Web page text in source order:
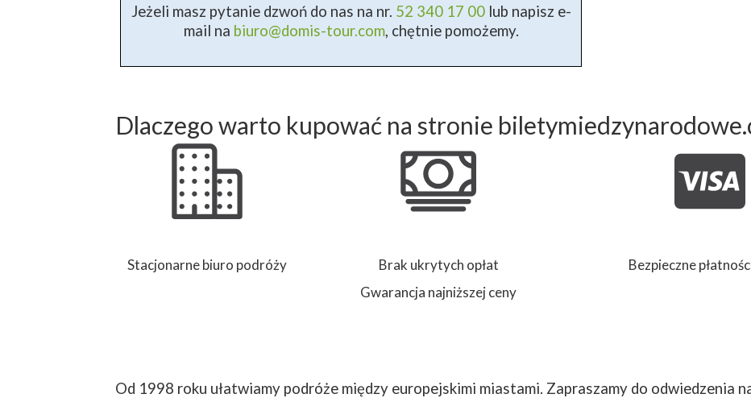
Bezpieczne
Brak ukrytych opłat
Gwarancja najniższej ceny
Stacjonarne biuro podróży
Jeżeli masz pytanie dzwoń do nas na nr. 52 340 17 00lub napisz e-
mail na biuro@domis-tour.com, chętnie pomożemy.
Dlaczego warto kupować na stronie
Od 1998 roku ułatwiamy podróże między europejskimi miastami. Zapraszamy do odwiedzenia